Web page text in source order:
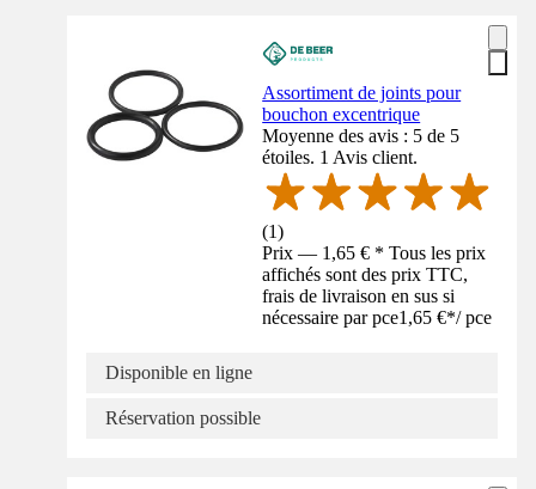
Assortiment de joints pour
bouchon excentrique
Moyenne des avis : 5 de 5
étoiles. 1 Avis client.
(1)
Prix — 1,65 € * Tous les prix
affichés sont des prix TTC,
frais de livraison en sus si
nécessaire par pce1,65 €*/ pce
Disponible en ligne
Réservation possible